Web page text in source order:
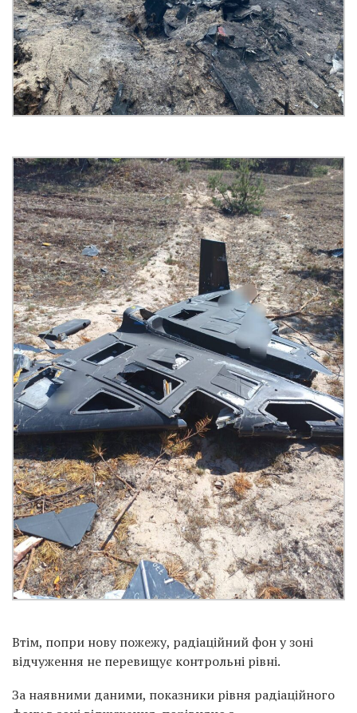
Втім, попри нову пожежу, радіаційний фон у зоні
відчуження не перевищує контрольні рівні.
За наявними даними, показники рівня радіаційного